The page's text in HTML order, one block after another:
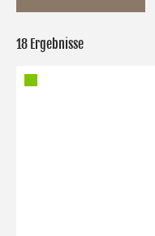
18 Ergebnisse